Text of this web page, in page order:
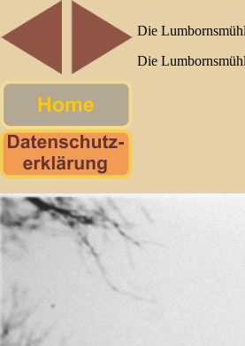
Die
Die